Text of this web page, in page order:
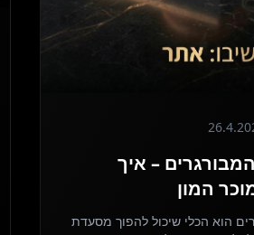
– איך
המון
הוא הכלי שיכול להפוך מסעדת